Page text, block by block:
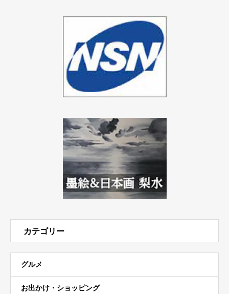
カテゴリー
グルメ
お出かけ・ショッピング